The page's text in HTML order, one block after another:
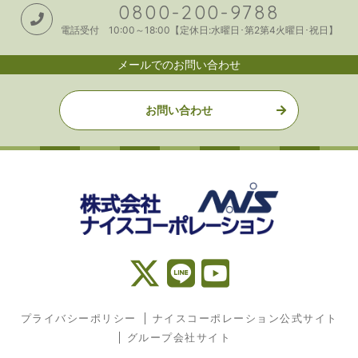
0800-200-9788
電話受付 10:00～18:00【定休日:水曜日･第2第4火曜日･祝日】
メールでのお問い合わせ
お問い合わせ
プライバシーポリシー
ナイスコーポレーション公式サイト
グループ会社サイト